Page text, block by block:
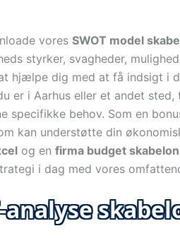
vores SWOT model
styrker, svagheder,
hjælpe dig med at få indsigt i
er i Aarhus eller et andet sted,
specifikke behov. Som en
kan understøtte din
og en firma budget
i dag med vores
analyse